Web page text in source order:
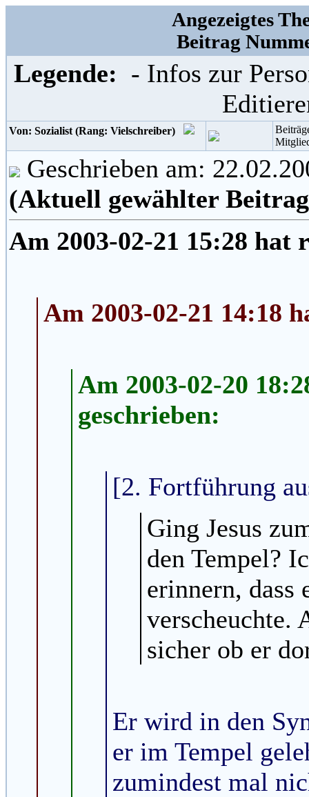
Angezeigtes
Beitrag
Legende: - Infos zur
Von: Sozialist (Rang: Vielschreiber)
Geschrieben am:
(Aktuell gewählter
Am 2003-02-21 15:28 hat
Am 2003-02-21 14:18
Am 2003-02-20
geschrieben:
[2. Fortführung
Ging Jesus
den Tempel?
erinnern, dass
verscheuchte.
sicher ob er
Er wird in den
er im Tempel
zumindest mal